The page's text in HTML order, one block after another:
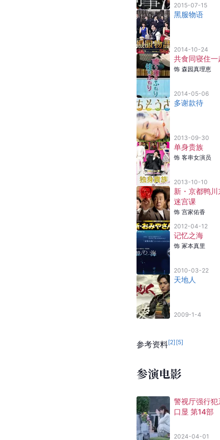
2015-07-15
黑服物语
2014-10-24
共食同寝住一
饰 森园真理恵
2014-05-06
多谢款待
2013-09-30
单身贵族
饰 客串女演员
2013-10-10
新・京都鸭川
迷宫课
饰 宫家佑香
2012-04-12
记忆之海
饰 冢本真里
2010-03-22
天地人
2009-1-4
参考资料[2] [5]
参演电影
警视厅强行犯
口显 第14部
2024-04-01